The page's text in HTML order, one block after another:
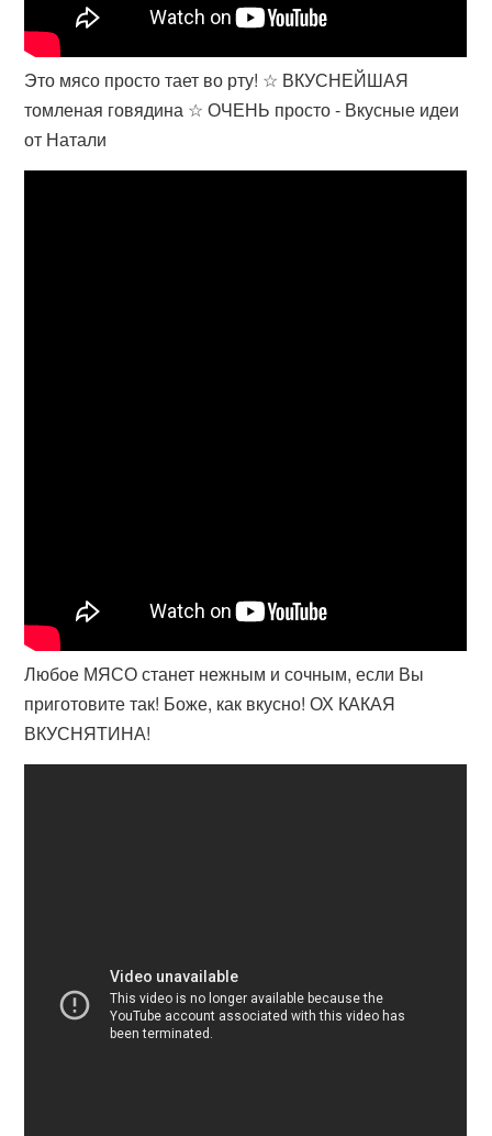
Это мясо просто тает во рту! ☆ ВКУСНЕЙШАЯ
томленая говядина ☆ ОЧЕНЬ просто - Вкусные идеи
от Натали
Любое МЯСО станет нежным и сочным, если Вы
приготовите так! Боже, как вкусно! ОХ КАКАЯ
ВКУСНЯТИНА!